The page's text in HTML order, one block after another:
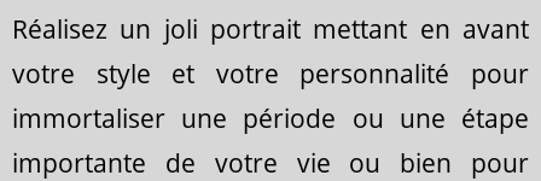
Réalisez un joli portrait mettant en avant
votre style et votre personnalité pour
immortaliser une période ou une étape
importante de votre vie ou bien pour